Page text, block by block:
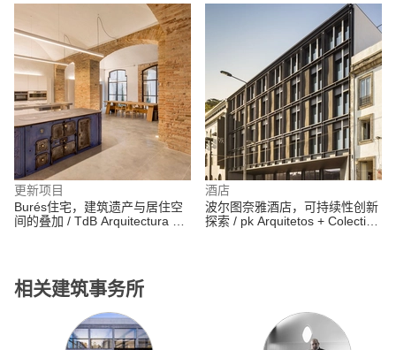
更新项目
Burés住宅，建筑遗产与居住空
间的叠加 / TdB Arquitectura +
相关建筑事务所
酒店
波尔图奈雅酒店，可持续性创新
探索 / pk Arquitetos + Colectivo